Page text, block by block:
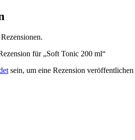
für „Soft Tonic 200 ml“
sein, um eine Rezension veröffentlichen